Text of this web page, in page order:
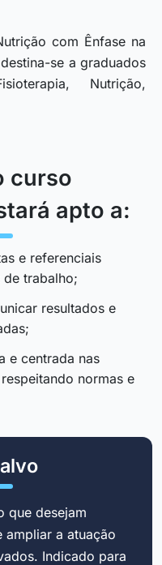
com Ênfase na
se a graduados
Nutrição,
curso
apto a:
e referenciais
trabalho;
resultados e
e centrada nas
normas e
que desejam
ampliar a atuação
Indicado para